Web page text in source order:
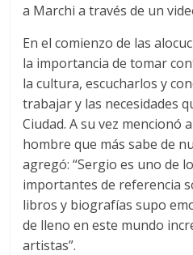
a Marchi a través de un
En el comienzo de las
la importancia de tomar
la cultura, escucharlos y
trabajar y las necesidades
Ciudad. A su vez mencionó
hombre que más sabe de
agregó: “Sergio es uno de
importantes de referencia
libros y biografías supo
de lleno en este mundo
artistas”.